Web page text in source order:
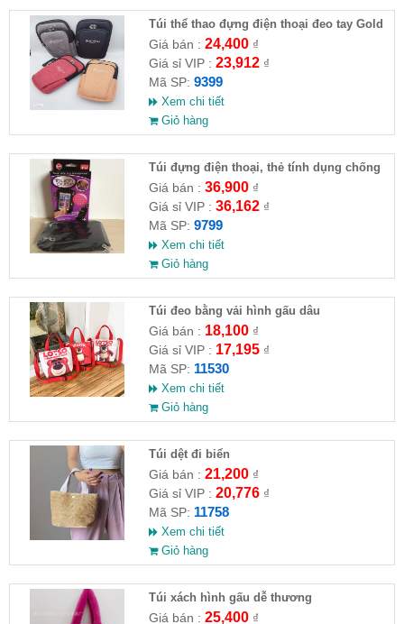
Túi thể thao đựng điện thoại đeo tay Gold
Horse
Giá bán : 24,400₫
Giá sỉ VIP : 23,912₫
Mã SP: 9399
Xem chi tiết
Giỏ hàng
Túi đựng điện thoại, thẻ tính dụng chống
nước đa chức năng
Giá bán : 36,900₫
Giá sỉ VIP : 36,162₫
Mã SP: 9799
Xem chi tiết
Giỏ hàng
Túi đeo bằng vải hình gấu dâu
Giá bán : 18,100₫
Giá sỉ VIP : 17,195₫
Mã SP: 11530
Xem chi tiết
Giỏ hàng
Túi dệt đi biển
Giá bán : 21,200₫
Giá sỉ VIP : 20,776₫
Mã SP: 11758
Xem chi tiết
Giỏ hàng
Túi xách hình gấu dễ thương
Giá bán : 25,400₫